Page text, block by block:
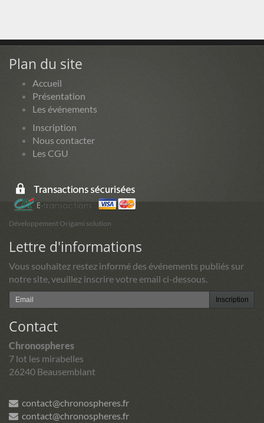
Plan du site
Accueil
Présentation
Les événements
Inscription
Nous contacter
Les CGU
Développement Origami solution
Lettre d'informations
Vous souhaitez restez informé des événements publiés sur
notre site, veuillez inscrire votre email ci-dessous.
Inscription
Contact
Chronospheres
7 lot les mirabelles
26240 Beausemblant
contact@chronospheres.fr
contact@chronospheres.fr